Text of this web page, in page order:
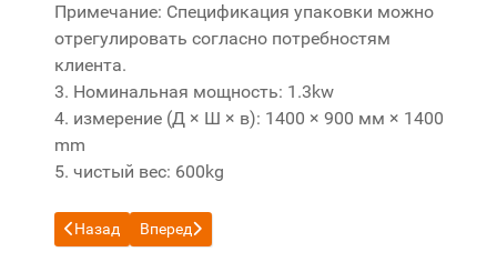
Примечание: Спецификация упаковки можно
отрегулировать согласно потребностям
клиента.
3. Номинальная мощность: 1.3kw
4. измерение (Д × Ш × в): 1400 × 900 мм × 1400
mm
5. чистый вес: 600kg
Предыдущий: Стампер Внефракционными
Назад Следующий: YB59A упаковка пленка
Вперед